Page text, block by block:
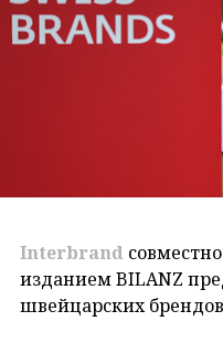
Interbrand
изданием BILANZ
швейцарских брендов